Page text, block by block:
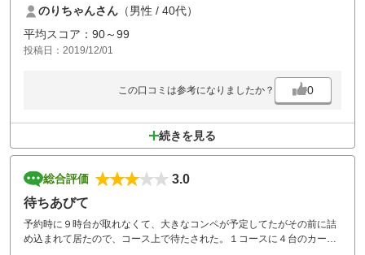
のりちゃんさん （男性 / 40代）
平均スコア：90～99
投稿日：2019/12/01
この口コミは参考になりましたか？ 0
続きを見る
総合評価
3.0
待ちあびて
予約時に９時台が取れなくて、大きなコンペが予定してたがその前に詰
め込まれて居たので、コース上で待たされた。１コースに４台のカート